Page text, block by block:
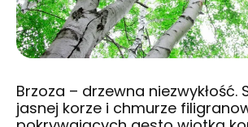
Brzoza – drzewna niezwykłość.
jasnej korze i chmurze